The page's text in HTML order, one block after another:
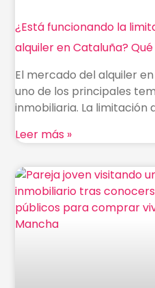
¿Está funcionando la
alquiler en Cataluña?
El mercado del alquiler
uno de los principales
inmobiliaria. La limitación
Leer más »